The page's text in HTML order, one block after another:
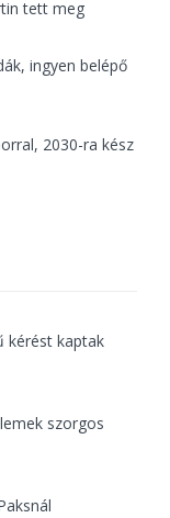
tett meg
ingyen belépő
2030-ra kész
kérést kaptak
szorgos